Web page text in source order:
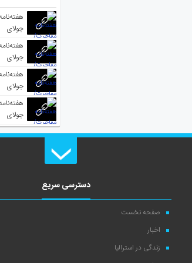
جولای
جولای
جولای
جولای
دسترسی سریع
صفحه نخست
اخبار
زندگی در استرالیا